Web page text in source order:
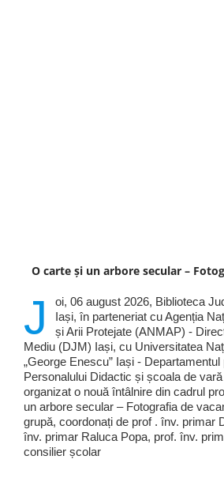
O carte și un arbore secular –
J
oi, 06 august 2026, Biblioteca
Iași, în parteneriat cu Agenția
și Arii Protejate (ANMAP) -
Mediu (DJM) Iași, cu Universitatea
„George Enescu” Iași -
Personalului Didactic și școala de
organizat o nouă întâlnire din cadrul
un arbore secular – Fotografia de
grupă, coordonați de prof . înv. primar
înv. primar Raluca Popa, prof. înv.
consilier școlar